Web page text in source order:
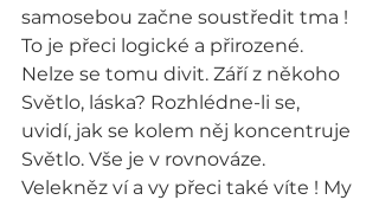
samosebou začne soustředit tma !
To je přeci logické a přirozené.
Nelze se tomu divit. Září z někoho
Světlo, láska? Rozhlédne-li se,
uvidí, jak se kolem něj koncentruje
Světlo. Vše je v rovnováze.
Velekněz ví a vy přeci také víte ! My